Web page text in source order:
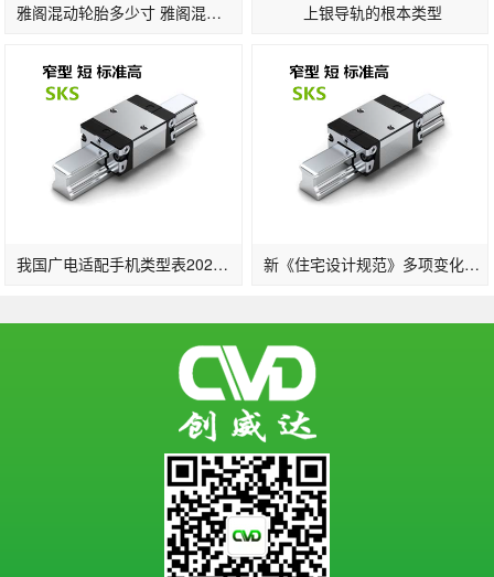
雅阁混动轮胎多少寸 雅阁混动版轮胎标准 上银导轨的根本类型
我国广电适配手机类型表2022一览：支撑的手机品牌及晋级时刻发布(2) 新《住宅设计规范》多项变化：2层及以上住宅设置电梯明确担架电梯尺寸…